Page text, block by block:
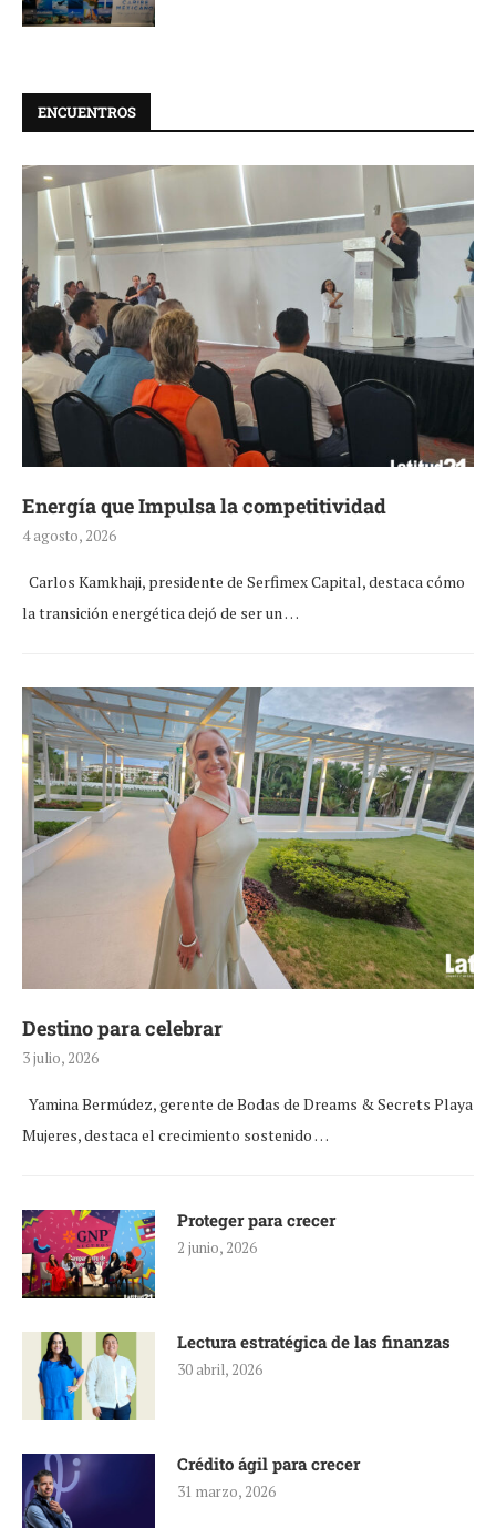
ENCUENTROS
Energía que Impulsa la competitividad
4 agosto, 2026
Carlos Kamkhaji, presidente de Serfimex Capital, destaca cómo
la transición energética dejó de ser un …
Destino para celebrar
3 julio, 2026
Yamina Bermúdez, gerente de Bodas de Dreams & Secrets Playa
Mujeres, destaca el crecimiento sostenido …
Proteger para crecer
2 junio, 2026
Lectura estratégica de las finanzas
30 abril, 2026
Crédito ágil para crecer
31 marzo, 2026